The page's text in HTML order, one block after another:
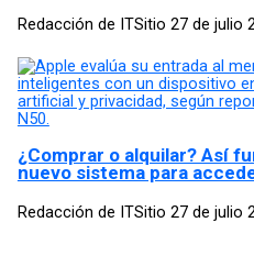
Redacción de ITSitio 27 de julio
¿Comprar o alquilar? Así
nuevo sistema para
Redacción de ITSitio 27 de julio